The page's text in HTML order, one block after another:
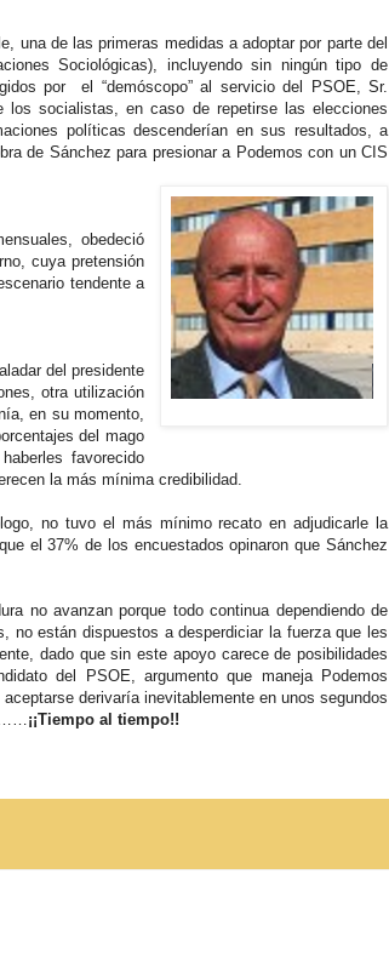
una de las primeras medidas a adoptar por parte del
Sociológicas), incluyendo sin ningún tipo de
por el “demóscopo” al servicio del PSOE, Sr.
los socialistas, en caso de repetirse las elecciones
políticas descenderían en sus resultados, a
de Sánchez para presionar a Podemos con un CIS
obedeció
cuya pretensión
tendente a
del presidente
otra utilización
en su momento,
del mago
favorecido
la más mínima credibilidad.
no tuvo el más mínimo recato en adjudicarle la
el 37% de los encuestados opinaron que Sánchez
no avanzan porque todo continua dependiendo de
no están dispuestos a desperdiciar la fuerza que les
dado que sin este apoyo carece de posibilidades
del PSOE, argumento que maneja Podemos
derivaría inevitablemente en unos segundos
¡¡Tiempo al tiempo!!